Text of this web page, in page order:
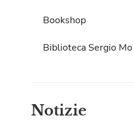
Bookshop
Biblioteca Sergio
Notizie